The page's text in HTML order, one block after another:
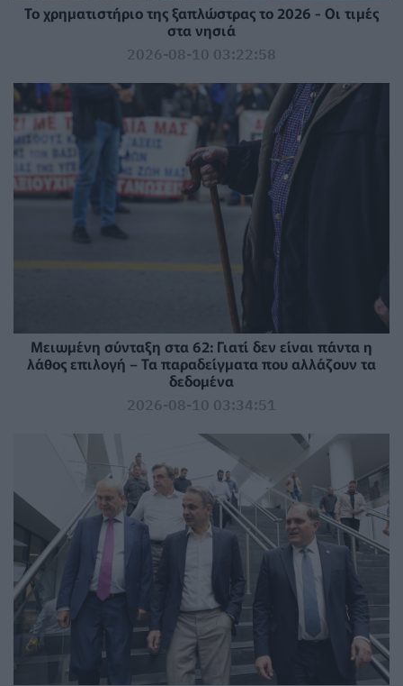
Το χρηματιστήριο της ξαπλώστρας το 2026 - Οι τιμές
στα νησιά
2026-08-10 03:22:58
Μειωμένη σύνταξη στα 62: Γιατί δεν είναι πάντα η
λάθος επιλογή – Τα παραδείγματα που αλλάζουν τα
δεδομένα
2026-08-10 03:34:51